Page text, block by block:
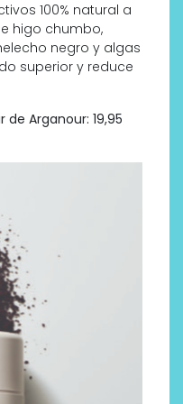
100% natural a
higo chumbo,
negro y algas
superior y reduce
de Arganour: 19,95